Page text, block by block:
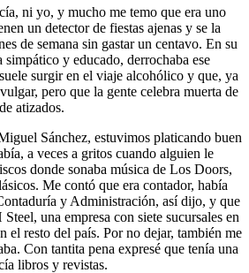
ni yo, y mucho me temo que era uno
un detector de fiestas ajenas y se la
de semana sin gastar un centavo. En su
y educado, derrochaba ese
surgir en el viaje alcohólico y que, ya
pero que la gente celebra muerta de
atizados.
Sánchez, estuvimos platicando buen
a veces a gritos cuando alguien le
donde sonaba música de Los Doors,
Me contó que era contador, había
y Administración, así dijo, y que
una empresa con siete sucursales en
el resto del país. Por no dejar, también me
Con tantita pena expresé que tenía una
libros y revistas.